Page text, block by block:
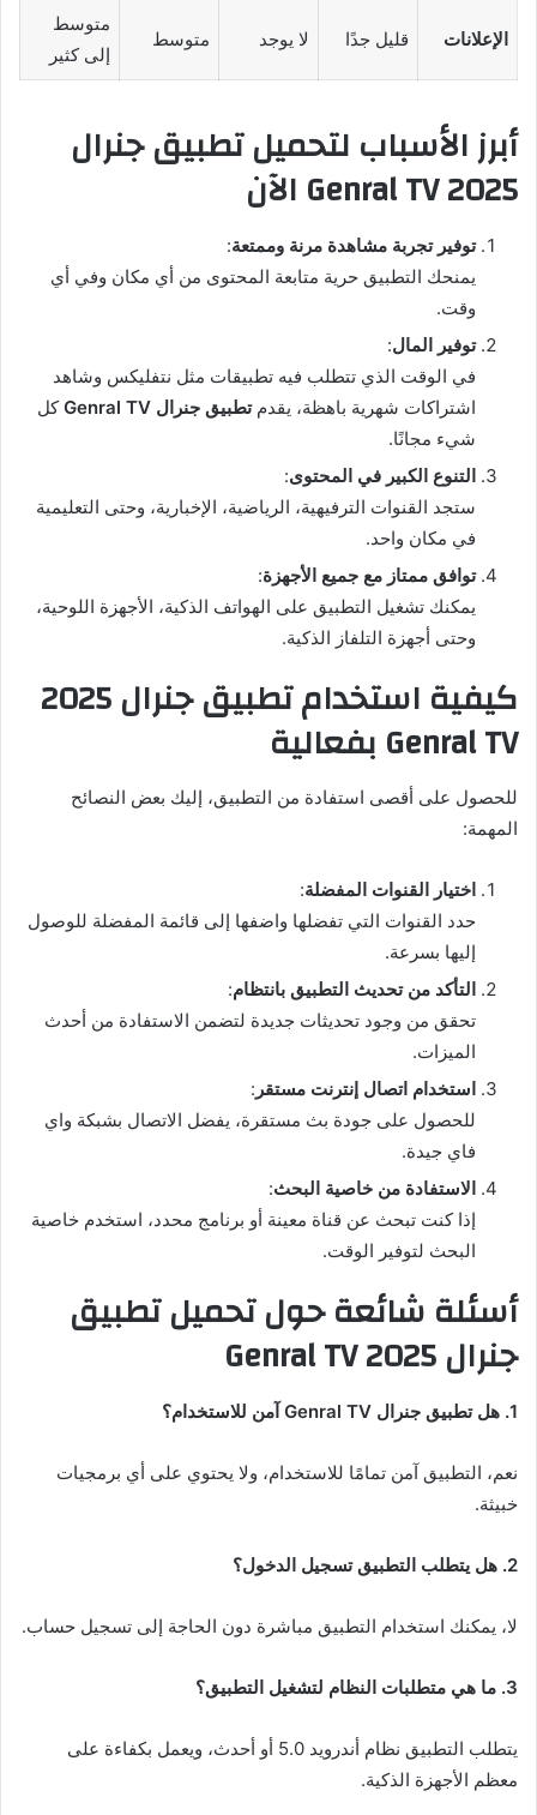
الإعلانات قليل جدًا لا يوجد متوسط
متوسط
إلى كثير
أبرز الأسباب لتحميل تطبيق جنرال
2025 Genral TV الآن
توفير تجربة مشاهدة مرنة وممتعة:
يمنحك التطبيق حرية متابعة المحتوى من أي مكان وفي أي
وقت.
توفير المال:
في الوقت الذي تتطلب فيه تطبيقات مثل نتفليكس وشاهد
اشتراكات شهرية باهظة، يقدمتطبيق جنرال Genral TV
كل
شيء مجانًا.
التنوع الكبير في المحتوى:
ستجد القنوات الترفيهية، الرياضية، الإخبارية، وحتى التعليمية
في مكان واحد.
توافق ممتاز مع جميع الأجهزة:
يمكنك تشغيل التطبيق على الهواتف الذكية، الأجهزة اللوحية،
وحتى أجهزة التلفاز الذكية.
كيفية استخدام تطبيق جنرال 2025
Genral TV بفعالية
للحصول على أقصى استفادة من التطبيق، إليك بعض النصائح
المهمة:
اختيار القنوات المفضلة:
حدد القنوات التي تفضلها واضفها إلى قائمة المفضلة للوصول
إليها بسرعة.
التأكد من تحديث التطبيق بانتظام:
تحقق من وجود تحديثات جديدة لتضمن الاستفادة من أحدث
الميزات.
استخدام اتصال إنترنت مستقر :
للحصول على جودة بث مستقرة، يفضل الاتصال بشبكة واي
فاي جيدة.
الاستفادة من خاصية البحث:
إذا كنت تبحث عن قناة معينة أو برنامج محدد، استخدم خاصية
البحث لتوفير الوقت.
أسئلة شائعة حول تحميل تطبيق
جنرال 2025 Genral TV
1. هل تطبيق جنرال Genral TV آمن للاستخدام؟
نعم، التطبيق آمن تمامًا للاستخدام، ولا يحتوي على أي برمجيات
خبيثة.
2. هل يتطلب التطبيق تسجيل الدخول؟
لا، يمكنك استخدام التطبيق مباشرة دون الحاجة إلى تسجيل حساب.
3. ما هي متطلبات النظام لتشغيل التطبيق؟
يتطلب التطبيق نظام أندرويد 5.0 أو أحدث، ويعمل بكفاءة على
معظم الأجهزة الذكية.